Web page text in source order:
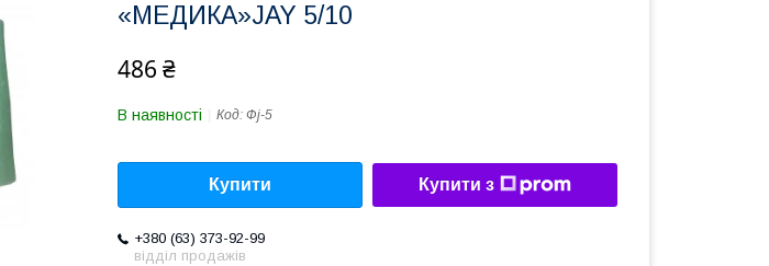
«МЕДИКА»JAY 5/10
486 ₴
В наявності Код: Фj-5
Купити Купити з
+380 (63) 373-92-99
відділ продажів